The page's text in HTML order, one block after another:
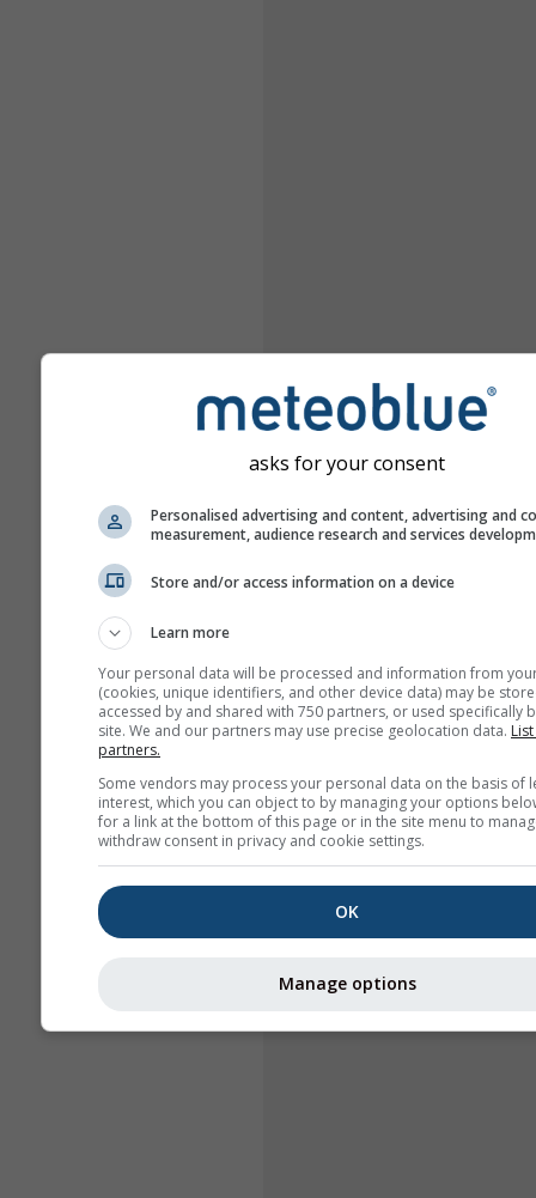
asks for your consent
Personalised advertising and content, advertising and
measurement, audience research and services
Store and/or access information on a device
Learn more
Your personal data will be processed and information from
(cookies, unique identifiers, and other device data) may be
accessed by and shared with 750 partners, or used specifically
site. We and our partners may use precise geolocation data.
partners.
Some vendors may process your personal data on the basis of
interest, which you can object to by managing your options
for a link at the bottom of this page or in the site menu to
withdraw consent in privacy and cookie settings.
OK
Manage options